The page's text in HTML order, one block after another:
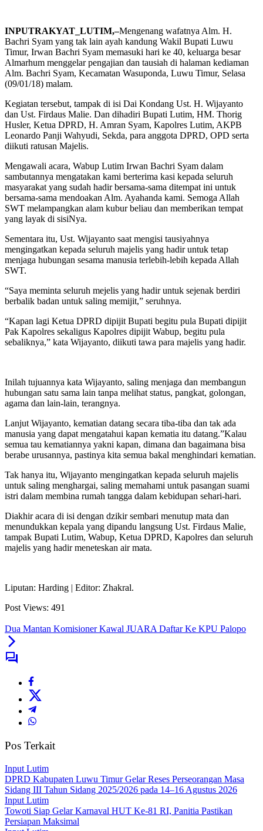
INPUTRAKYAT_LUTIM,–Mengenang wafatnya Alm. H.
Bachri Syam yang tak lain ayah kandung Wakil Bupati Luwu
Timur, Irwan Bachri Syam memasuki hari ke 40, keluarga besar
Almarhum menggelar pengajian dan tausiah di halaman kediaman
Alm. Bachri Syam, Kecamatan Wasuponda, Luwu Timur, Selasa
(09/01/18) malam.
Kegiatan tersebut, tampak di isi Dai Kondang Ust. H. Wijayanto
dan Ust. Firdaus Malie. Dan dihadiri Bupati Lutim, HM. Thorig
Husler, Ketua DPRD, H. Amran Syam, Kapolres Lutim, AKPB
Leonardo Panji Wahyudi, Sekda, para anggota DPRD, OPD serta
diikuti ratusan Majelis.
Mengawali acara, Wabup Lutim Irwan Bachri Syam dalam
sambutannya mengatakan kami berterima kasi kepada seluruh
masyarakat yang sudah hadir bersama-sama ditempat ini untuk
bersama-sama mendoakan Alm. Ayahanda kami. Semoga Allah
SWT melampangkan alam kubur beliau dan memberikan tempat
yang layak di sisiNya.
Sementara itu, Ust. Wijayanto saat mengisi tausiyahnya
mengingatkan kepada seluruh majelis yang hadir untuk tetap
menjaga hubungan sesama manusia terlebih-lebih kepada Allah
SWT.
“Saya meminta seluruh mejelis yang hadir untuk sejenak berdiri
berbalik badan untuk saling memijit,” seruhnya.
“Kapan lagi Ketua DPRD dipijit Bupati begitu pula Bupati dipijit
Pak Kapolres sekaligus Kapolres dipijit Wabup, begitu pula
sebaliknya,” kata Wijayanto, diikuti tawa para majelis yang hadir.
Inilah tujuannya kata Wijayanto, saling menjaga dan membangun
hubungan satu sama lain tanpa melihat status, pangkat, golongan,
agama dan lain-lain, terangnya.
Lanjut Wijayanto, kematian datang secara tiba-tiba dan tak ada
manusia yang dapat mengatahui kapan kematia itu datang.”Kalau
semua tau kematiannya yakni kapan, dimana dan bagaimana bisa
berabe urusannya, pastinya kita semua bakal menghindari kematian.
Tak hanya itu, Wijayanto mengingatkan kepada seluruh majelis
untuk saling menghargai, saling memahami untuk pasangan suami
istri dalam membina rumah tangga dalam kebidupan sehari-hari.
Diakhir acara di isi dengan dzikir sembari menutup mata dan
menundukkan kepala yang dipandu langsung Ust. Firdaus Malie,
tampak Bupati Lutim, Wabup, Ketua DPRD, Kapolres dan seluruh
majelis yang hadir meneteskan air mata.
Liputan: Harding | Editor: Zhakral.
Post Views: 491
Dua Mantan Komisioner Kawal JUARA Daftar Ke KPU Palopo
Pos Terkait
Input Lutim
DPRD Kabupaten Luwu Timur Gelar Reses Perseorangan Masa
Sidang III Tahun Sidang 2025/2026 pada 14–16 Agustus 2026
Input Lutim
Towoti Siap Gelar Karnaval HUT Ke-81 RI, Panitia Pastikan
Persiapan Maksimal